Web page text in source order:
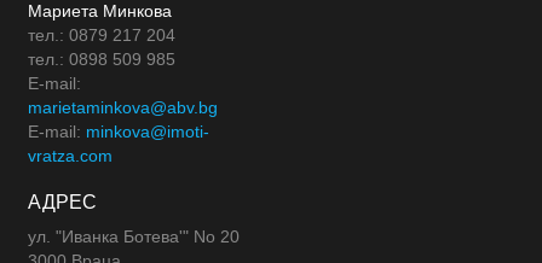
Мариета Минкова
тел.: 0879 217 204
тел.: 0898 509 985
E-mail:
marietaminkova@abv.bg
E-mail: minkova@imoti-
vratza.com
АДРЕС
ул. "Иванка Ботева'" No 20